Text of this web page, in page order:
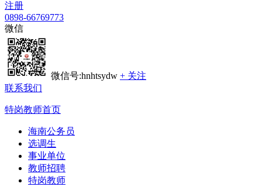
注册
0898-66769773
微信
微信号:hnhtsydw + 关注
联系我们
特岗教师首页
海南公务员
选调生
事业单位
教师招聘
特岗教师